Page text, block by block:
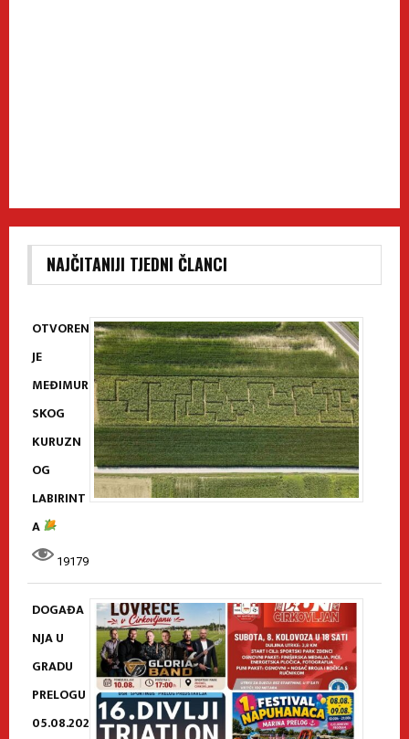
NAJČITANIJI TJEDNI ČLANCI
OTVOREN
JE
MEĐIMUR
SKOG
KURUZN
OG
LABIRINT
A
19179
DOGAĐA
NJA U
GRADU
PRELOGU
05.08.202